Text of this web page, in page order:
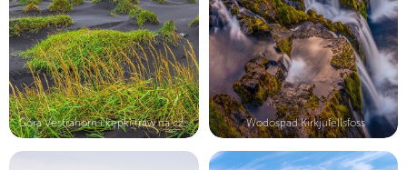
Góra Vestrahorn i kępki traw na cza... Wodospad Kirkjufellsfoss